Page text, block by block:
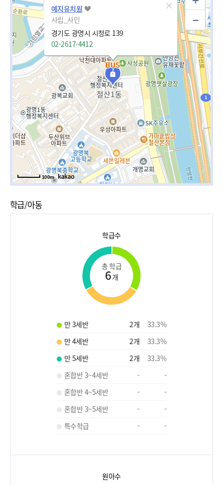
예지유치원
사립_사인
경기도 광명시 시청로 139
02-2617-4412
100m
학급/아동
학급수
총 학급
6개
만 3세반 2개 33.3%
만 4세반
2개 33.3%
만 5세반
2개 33.3%
혼합반 3~4세반
-
-
혼합반 4~5세반
-
-
혼합반 3~5세반
-
-
특수학급
- -
원아수